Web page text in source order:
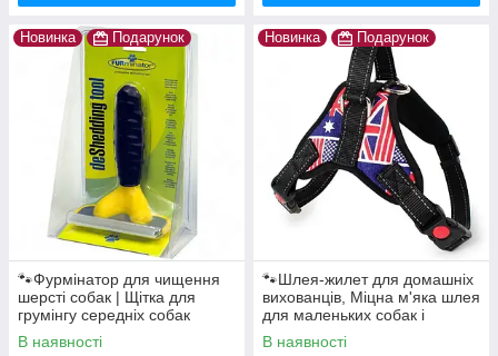
Новинка Подарунок
🐾Фурмінатор для чищення
шерсті собак | Щітка для
грумінгу середніх собак
Furminator Жовтий
В наявності
Новинка Подарунок
🐾Шлея-жилет для домашніх
вихованців, Міцна м'яка шлея
для маленьких собак і
цуценят
В наявності